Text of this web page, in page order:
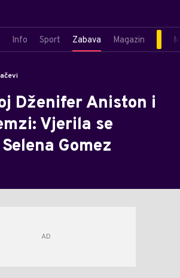
Info Sport Zabava Magazin
Dženifer Aniston i
Vjerila se
Gomez